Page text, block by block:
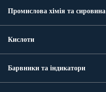
Промислова хімія та сировина
Кислоти
Барвники та індикатори